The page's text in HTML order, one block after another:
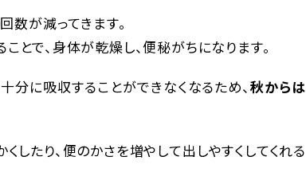
数が減ってきます。
で、身体が乾燥し、便秘がちになります。
分に吸収することができなくなるため、秋からは
したり、便のかさを増やして出しやすくしてくれる